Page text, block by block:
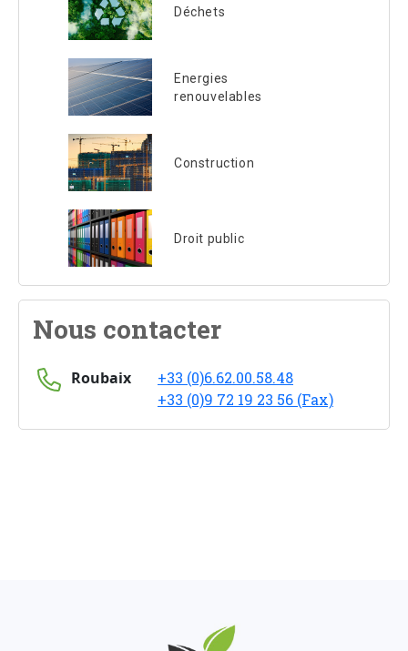
Déchets
Energies
renouvelables
Construction
Droit public
Nous contacter
Roubaix
+33 (0)6.62.00.58.48
+33 (0)9 72 19 23 56 (Fax)